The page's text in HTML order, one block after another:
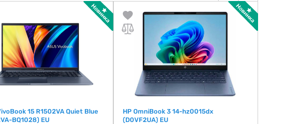
15 R1502VA Quiet Blue
BQ1028) EU
HP OmniBook 3 14-hz0015dx
(D0VF2UA) EU